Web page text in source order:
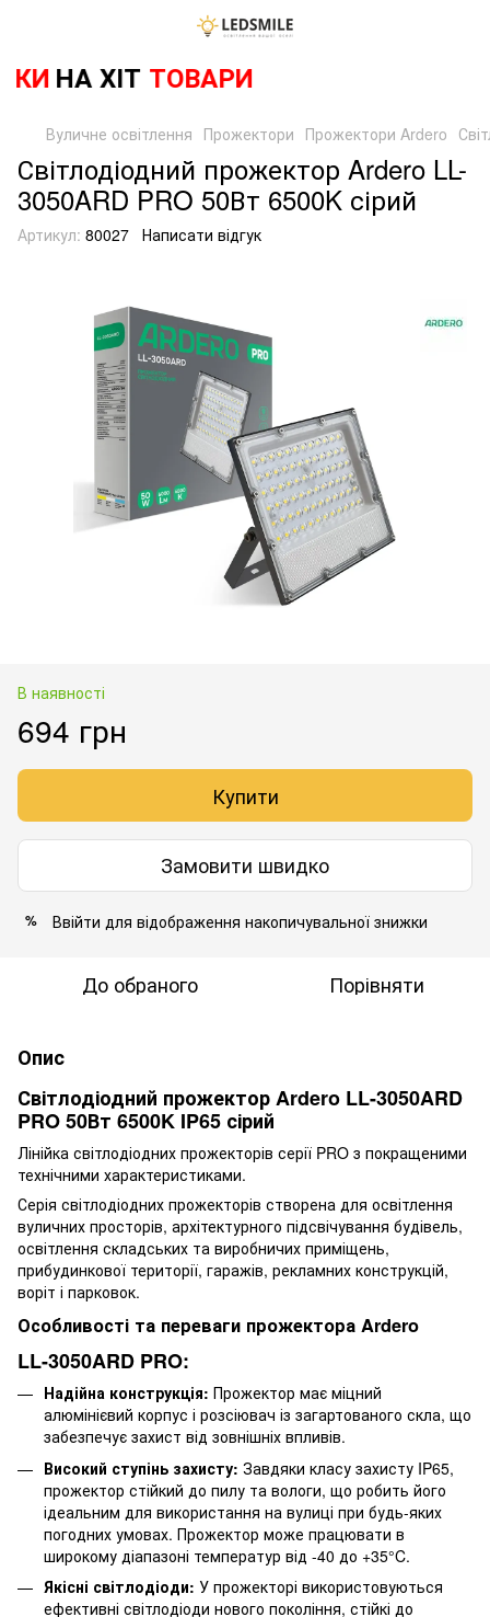
НА ХІТТОВАРИ
Вуличне освітлення Прожектори Прожектори Ardero
Світлодіодний прожектор Ardero LL-
3050ARD PRO 50Вт 6500K сірий
Артикул: 80027 Написати відгук
В наявності
694 грн
Купити
Замовити швидко
% Ввійти для відображення накопичувальної знижки
До обраного Порівняти
Опис
Світлодіодний прожектор Ardero LL-3050ARD
PRO 50Вт 6500K IP65 сірий
Лінійка світлодіодних прожекторів серії PRO з покращеними
технічними характеристиками.
Серія світлодіодних прожекторів створена для освітлення
вуличних просторів, архітектурного підсвічування будівель,
освітлення складських та виробничих приміщень,
прибудинкової території, гаражів, рекламних конструкцій,
воріт і парковок.
Особливості та переваги прожектора Ardero
LL-3050ARD PRO:
Надійна конструкція: Прожектор має міцний
алюмінієвий корпус і розсіювач із загартованого скла, що
забезпечує захист від зовнішніх впливів.
Високий ступінь захисту: Завдяки класу захисту IP65,
прожектор стійкий до пилу та вологи, що робить його
ідеальним для використання на вулиці при будь-яких
погодних умовах. Прожектор може працювати в
широкому діапазоні температур від -40 до +35°C.
Якісні світлодіоди: У прожекторі використовуються
ефективні світлодіоди нового покоління, стійкі до